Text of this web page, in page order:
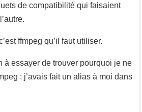
de compatibilité qui faisaient
ffmpeg qu’il faut utiliser.
à essayer de trouver pourquoi je ne
: j’avais fait un alias à moi dans